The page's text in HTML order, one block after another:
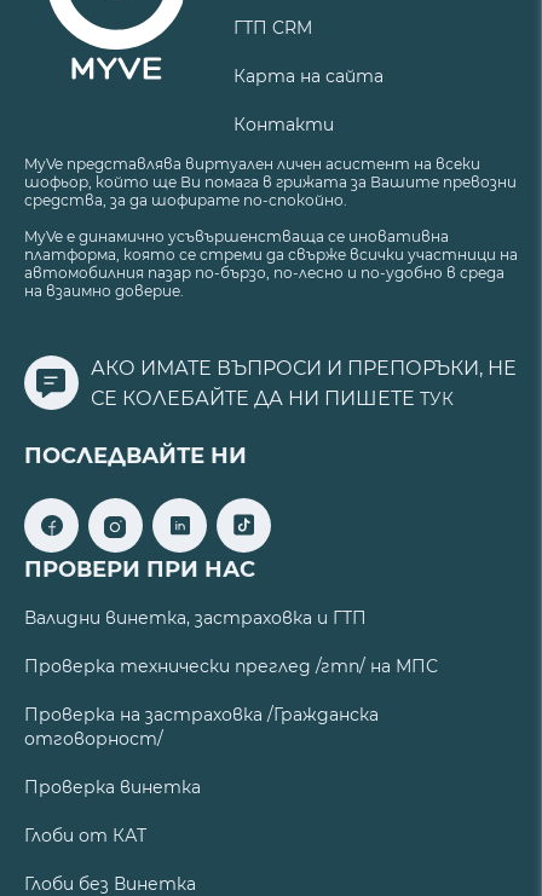
ГТП CRM
Карта на сайта
Контакти
MyVe представлява виртуален личен асистент на всеки
шофьор, който ще Ви помага в грижата за Вашите превозни
средства, за да шофирате по-спокойно.
MyVe е динамично усъвършенстваща се иновативна
платформа, която се стреми да свърже всички участници на
автомобилния пазар по-бързо, по-лесно и по-удобно в среда
на взаимно доверие.
АКО ИМАТЕ ВЪПРОСИ И ПРЕПОРЪКИ, НЕ
СЕ КОЛЕБАЙТЕ ДА НИ ПИШЕТЕ ТУК
ПОСЛЕДВАЙТЕ НИ
ПРОВЕРИ ПРИ НАС
Валидни винетка, застраховка и ГТП
Проверка технически преглед /гтп/ на МПС
Проверка на застраховка /Гражданска
отговорност/
Проверка винетка
Глоби от КАТ
Глоби без Винетка